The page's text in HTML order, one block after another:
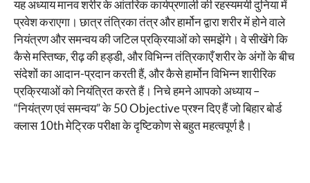
यह अध्याय मानव शरीर के आंतरिक कार्यप्रणाली की रहस्यमयी दुनिया में
प्रवेश कराएगा। छात्र तंत्रिका तंत्र और हार्मोन द्वारा शरीर में होने वाले
नियंत्रण और समन्वय की जटिल प्रक्रियाओं को समझेंगे। वे सीखेंगे कि
कैसे मस्तिष्क, रीढ़ की हड्डी, और विभिन्न तंत्रिकाएँ शरीर के अंगों के बीच
संदेशों का आदान-प्रदान करती हैं, और कैसे हार्मोन विभिन्न शारीरिक
प्रक्रियाओं को नियंत्रित करते हैं। निचे हमने आपको अध्याय –
“नियंत्रण एवं समन्वय” के 50 Objective प्रश्न दिए हैं जो बिहार बोर्ड
क्लास 10th मेट्रिक परीक्षा के दृष्टिकोण से बहुत महत्वपूर्ण है।